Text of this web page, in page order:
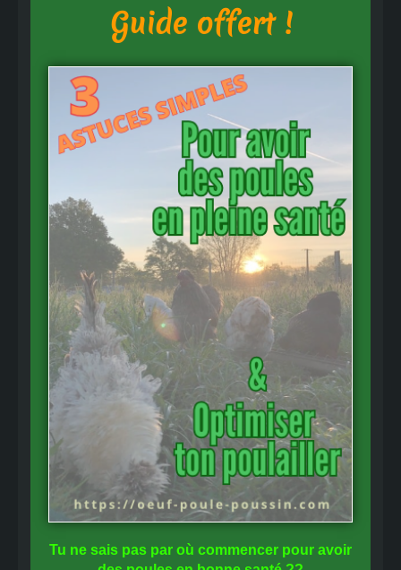
Guide offert !
Tu ne sais pas par où commencer pour avoir